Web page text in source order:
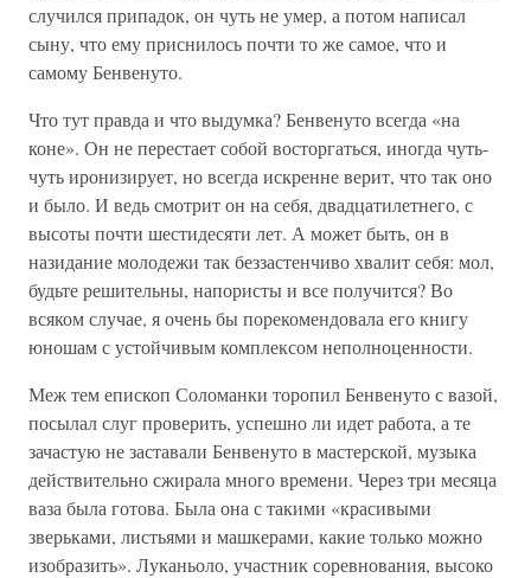
случился припадок, он чуть не умер, а потом написал
сыну, что ему приснилось почти то же самое, что и
самому Бенвенуто.
Что тут правда и что выдумка? Бенвенуто всегда «на
коне». Он не перестает собой восторгаться, иногда чуть-
чуть иронизирует, но всегда искренне верит, что так оно
и было. И ведь смотрит он на себя, двадцатилетнего, с
высоты почти шестидесяти лет. А может быть, он в
назидание молодежи так беззастенчиво хвалит себя: мол,
будьте решительны, напористы и все получится? Во
всяком случае, я очень бы порекомендовала его книгу
юношам с устойчивым комплексом неполноценности.
Меж тем епископ Соломанки торопил Бенвенуто с вазой,
посылал слуг проверить, успешно ли идет работа, а те
зачастую не заставали Бенвенуто в мастерской, музыка
действительно сжирала много времени. Через три месяца
ваза была готова. Была она с такими «красивыми
зверьками, листьями и машкерами, какие только можно
изобразить». Луканьоло, участник соревнования, высоко